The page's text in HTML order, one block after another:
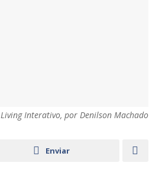
Living Interativo, por Denilson Machado
Enviar